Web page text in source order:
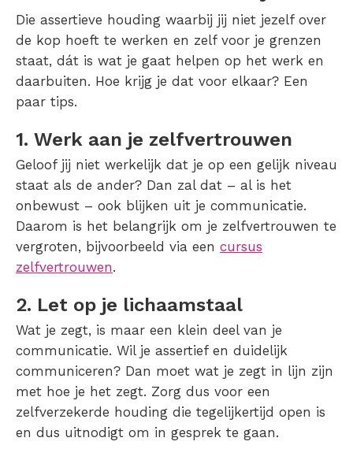
Die assertieve houding waarbij jij niet jezelf over
de kop hoeft te werken en zelf voor je grenzen
staat, dát is wat je gaat helpen op het werk en
daarbuiten. Hoe krijg je dat voor elkaar? Een
paar tips.
1. Werk aan je zelfvertrouwen
Geloof jij niet werkelijk dat je op een gelijk niveau
staat als de ander? Dan zal dat – al is het
onbewust – ook blijken uit je communicatie.
Daarom is het belangrijk om je zelfvertrouwen te
vergroten, bijvoorbeeld via een cursus
zelfvertrouwen.
2. Let op je lichaamstaal
Wat je zegt, is maar een klein deel van je
communicatie. Wil je assertief en duidelijk
communiceren? Dan moet wat je zegt in lijn zijn
met hoe je het zegt. Zorg dus voor een
zelfverzekerde houding die tegelijkertijd open is
en dus uitnodigt om in gesprek te gaan.